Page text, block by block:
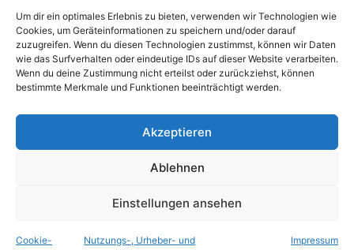
Um dir ein optimales Erlebnis zu bieten, verwenden wir Technologien wie
Cookies, um Geräteinformationen zu speichern und/oder darauf
zuzugreifen. Wenn du diesen Technologien zustimmst, können wir Daten
wie das Surfverhalten oder eindeutige IDs auf dieser Website verarbeiten.
Wenn du deine Zustimmung nicht erteilst oder zurückziehst, können
bestimmte Merkmale und Funktionen beeinträchtigt werden.
Akzeptieren
Ablehnen
Einstellungen ansehen
Cookie- Nutzungs-, Urheber- und Impressum
h
i
v
Unterstützt von: